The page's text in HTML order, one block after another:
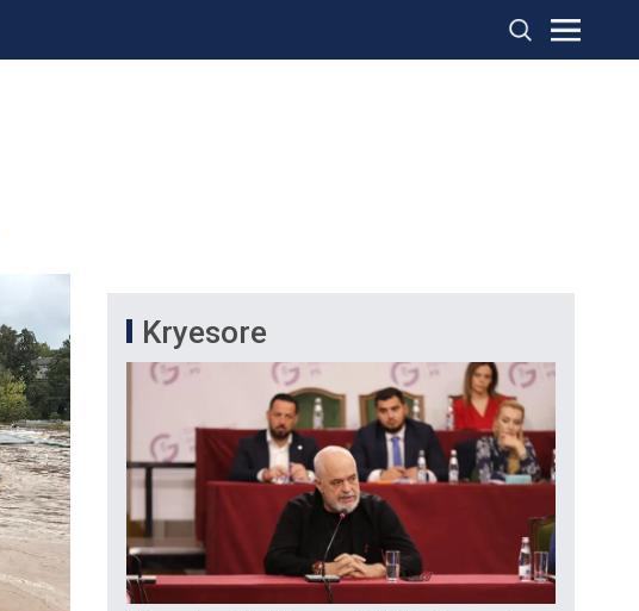
Kryesore